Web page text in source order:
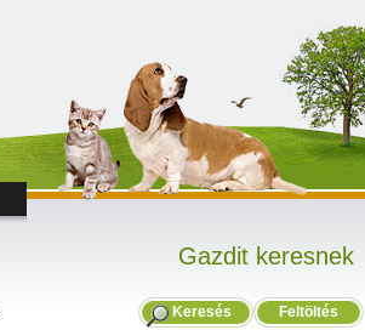
Gazdit keresnek
Feltöltés
Keresés